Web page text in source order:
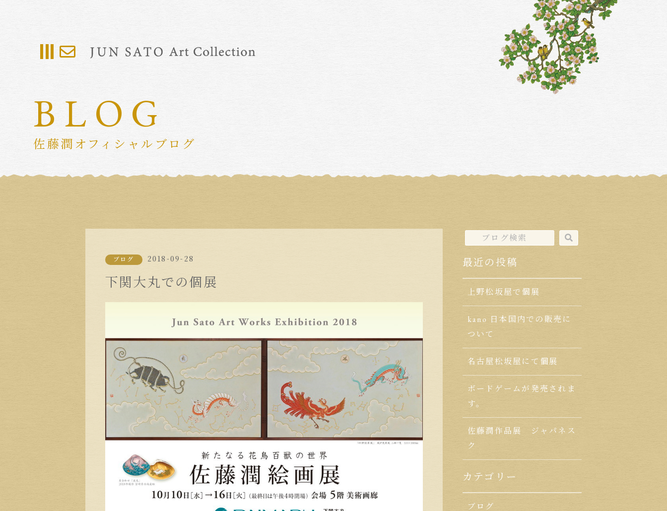
BLOG
佐藤潤オフィシャルブログ
ブログ 2018-09-28
下関大丸での個展
最近の投稿
上野松坂屋で個展
kano 日本国内での販売に
ついて
名古屋松坂屋にて個展
ボードゲームが発売されま
す。
佐藤潤作品展 ジャパネス
ク
カテゴリー
ブログ